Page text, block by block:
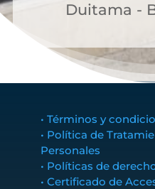
Duitama -
• Términos y
• Política de
Personales
• Políticas de
• Certificado de